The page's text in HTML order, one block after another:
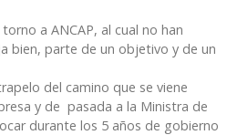
a ANCAP, al cual no han
bien, parte de un objetivo y de un
del camino que se viene
y de pasada a la Ministra de
durante los 5 años de gobierno